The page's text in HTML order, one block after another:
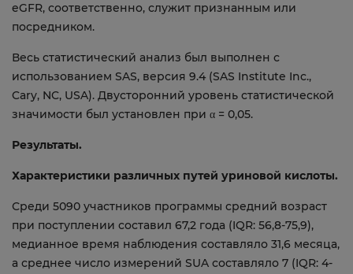
eGFR, соответственно, служит признанным или
посредником.
Весь статистический анализ был выполнен с
использованием SAS, версия 9.4 (SAS Institute Inc.,
Cary, NC, USA). Двусторонний уровень статистической
значимости был установлен при α = 0,05.
Результаты.
Характеристики различных путей уриновой кислоты.
Среди 5090 участников программы средний возраст
при поступлении составил 67,2 года (IQR: 56,8-75,9),
медианное время наблюдения составляло 31,6 месяца,
а среднее число измерений SUA составляло 7 (IQR: 4-